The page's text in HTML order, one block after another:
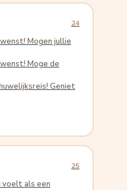
24
Mogen jullie
Moge de
Geniet
25
als een